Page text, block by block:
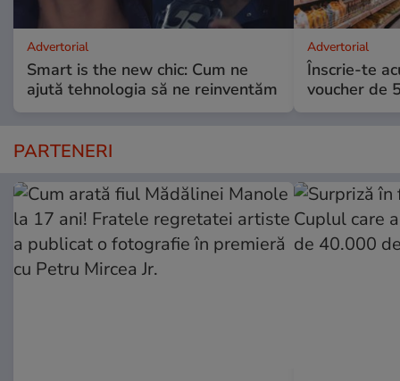
Advertorial
Smart is the new chic: Cum ne
ajută tehnologia să ne reinventăm
Advertorial
Înscrie-te
voucher de
PARTENERI